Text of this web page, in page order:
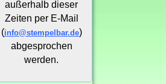
außerhalb dieser
Zeiten per E-Mail
(info@stempelbar.de)
abgesprochen
werden.